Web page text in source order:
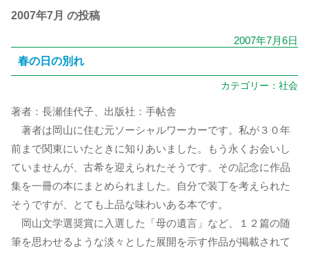
2007年7月 の投稿
2007年7月6日
春の日の別れ
カテゴリー： 社会
著者：長瀬佳代子、出版社：手帖舎
著者は岡山に住む元ソーシャルワーカーです。私が３０年
前まで関東にいたときに知りあいました。もう永くお会いし
ていませんが、古希を迎えられたそうです。その記念に作品
集を一冊の本にまとめられました。自分で装丁を考えられた
そうですが、とても上品な味わいある本です。
岡山文学選奨賞に入選した「母の遺言」など、１２篇の随
筆を思わせるような淡々とした展開を示す作品が掲載されて